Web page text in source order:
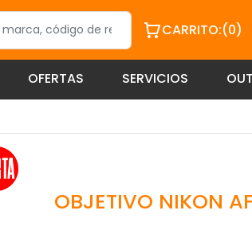
CARRITO:(0)
OFERTAS SERVICIOS
OBJETIVO NIKON